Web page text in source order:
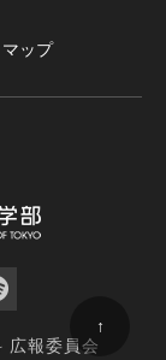
ップ
広報委員会
↑